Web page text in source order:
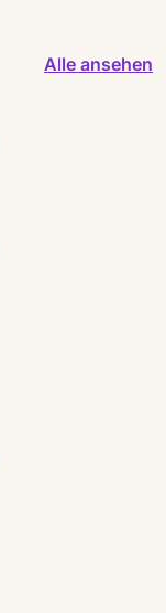
Alle ansehen